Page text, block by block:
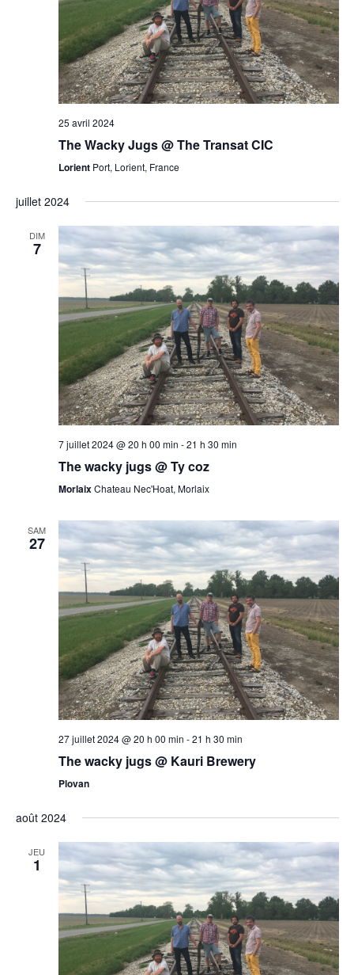
25 avril 2024
The Wacky Jugs @ The Transat CIC
Lorient Port, Lorient, France
juillet 2024
DIM
7
7 juillet 2024 @ 20 h 00 min -21 h 30 min
The wacky jugs @ Ty coz
MorlaixChateau Nec'Hoat, Morlaix
SAM
27
27 juillet 2024 @ 20 h 00 min -21 h 30 min
The wacky jugs @ Kauri Brewery
Plovan
août 2024
JEU
1